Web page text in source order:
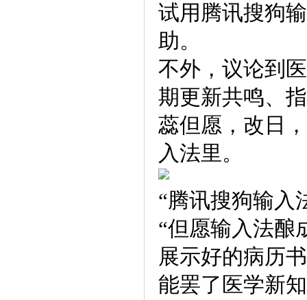
试用腾讯搜狗
助。
不外，议论到
期更新共鸣、
蕊但愿，改日
入法里。
“腾讯搜狗输入
“但愿输入法酿
展示好的病历
能罢了医学新